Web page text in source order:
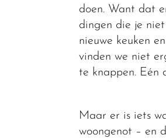
doen. Want dat
dingen die je
nieuwe keuken
vinden we niet
te knappen. Eén
Maar er is iets
woongenot – en